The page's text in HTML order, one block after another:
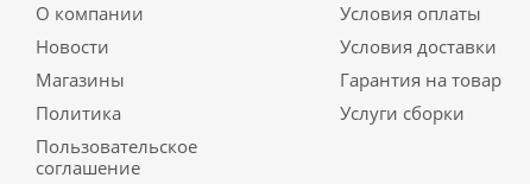
О компании
Новости
Магазины
Политика
Пользовательское
соглашение
Условия оплаты
Условия доставки
Гарантия на товар
Услуги сборки